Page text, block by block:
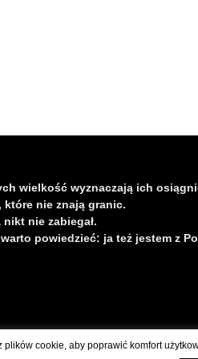
wielkość wyznaczają ich
które nie znają granic.
nikt nie zabiegał.
powiedzieć: ja też jestem z
kontakt@polskaswiatu.pl
plików cookie, aby poprawić komfort